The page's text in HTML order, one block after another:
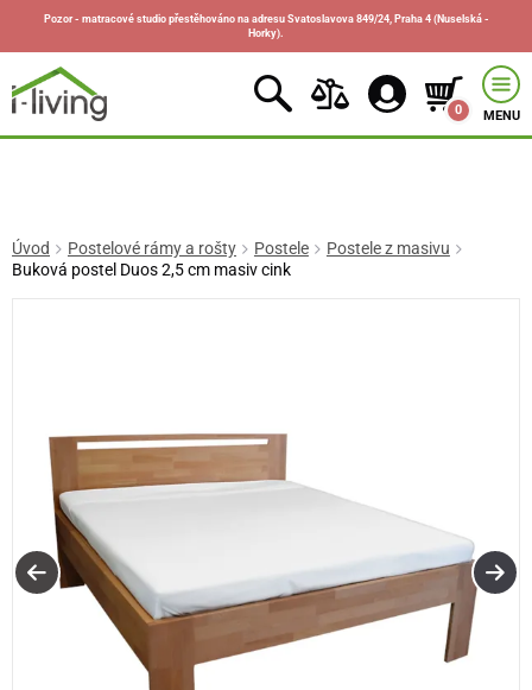
Pozor - matracové studio přestěhováno na adresu Svatoslavova 849/24, Praha 4 (Nuselská -
Horky).
0 MENU
Úvod Postelové rámy a rošty Postele
Postele z masivu
Buková postel Duos 2,5 cm masiv cink